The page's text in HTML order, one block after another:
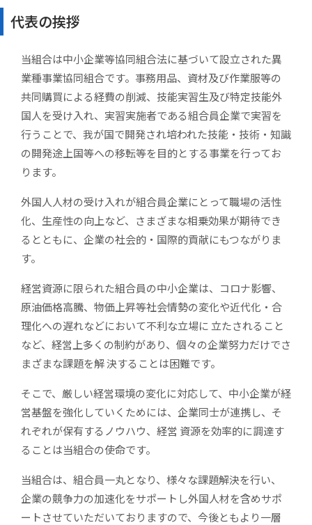
代表の挨拶
当組合は中小企業等協同組合法に基づいて設立された異
業種事業協同組合です。事務用品、資材及び作業服等の
共同購買による経費の削減、技能実習生及び特定技能外
国人を受け入れ、実習実施者である組合員企業で実習を
行うことで、我が国で開発され培われた技能・技術・知識
の開発途上国等への移転等を目的とする事業を行ってお
ります。
外国人人材の受け入れが組合員企業にとって職場の活性
化、生産性の向上など、さまざまな相乗効果が期待でき
るとともに、企業の社会的・国際的貢献にもつながりま
す。
経営資源に限られた組合員の中小企業は、コロナ影響、
原油価格高騰、物価上昇等社会情勢の変化や近代化・合
理化への遅れなどにおいて不利な立場に 立たされること
など、経営上多くの制約があり、個々の企業努力だけでさ
まざまな課題を解 決することは困難です。
そこで、厳しい経営環境の変化に対応して、中小企業が経
営基盤を強化していくためには、企業同士が連携し、そ
れぞれが保有するノウハウ、経営 資源を効率的に調達す
ることは当組合の使命です。
当組合は、組合員一丸となり、様々な課題解決を行い、
企業の競争力の加速化をサポートし外国人材を含めサポ
ートさせていただいておりますので、今後ともより一層